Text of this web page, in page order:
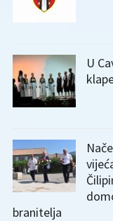
U
branitelja